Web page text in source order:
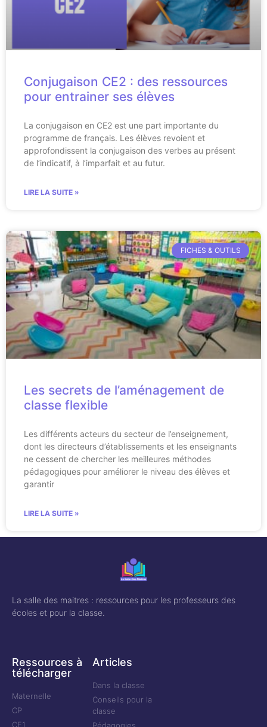
Conjugaison CE2 : des ressources
pour entrainer ses élèves
La conjugaison en CE2 est une part importante du
programme de français. Les élèves revoient et
approfondissent la conjugaison des verbes au présent
de l’indicatif, à l’imparfait et au futur.
LIRE LA SUITE »
FICHES & OUTILS
Les secrets de l’aménagement de
classe flexible
Les différents acteurs du secteur de l’enseignement,
dont les directeurs d’établissements et les enseignants
ne cessent de chercher les meilleures méthodes
pédagogiques pour améliorer le niveau des élèves et
garantir
LIRE LA SUITE »
La salle des maitres : ressources pour les professeurs des
écoles et pour la classe.
Ressources à
télécharger
Maternelle
CP
CE1
Articles
Dans la classe
Conseils pour la
classe